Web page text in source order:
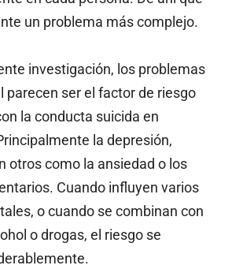
un problema más complejo.
investigación, los problemas
parecen ser el factor de riesgo
la conducta suicida en
la depresión,
otros como la ansiedad o los
Cuando influyen varios
o cuando se combinan con
o drogas, el riesgo se